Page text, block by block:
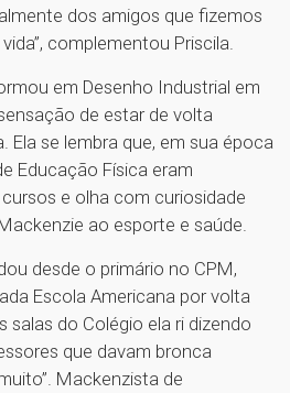
dos amigos que fizemos
complementou Priscila.
em Desenho Industrial em
de estar de volta
Ela se lembra que, em sua época
Educação Física eram
e olha com curiosidade
ao esporte e saúde.
desde o primário no CPM,
Escola Americana por volta
salas do Colégio ela ri dizendo
que davam bronca
Mackenzista de